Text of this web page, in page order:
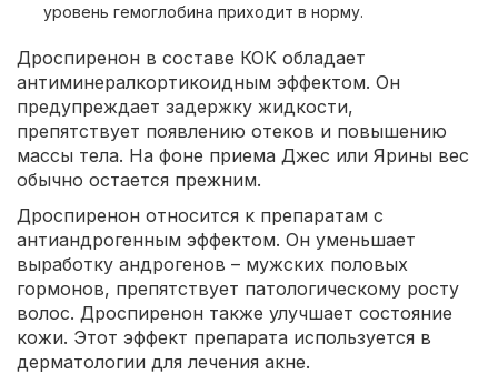
уровень гемоглобина приходит в норму.
Дроспиренон в составе КОК обладает
антиминералкортикоидным эффектом. Он
предупреждает задержку жидкости,
препятствует появлению отеков и повышению
массы тела. На фоне приема Джес или Ярины вес
обычно остается прежним.
Дроспиренон относится к препаратам с
антиандрогенным эффектом. Он уменьшает
выработку андрогенов – мужских половых
гормонов, препятствует патологическому росту
волос. Дроспиренон также улучшает состояние
кожи. Этот эффект препарата используется в
дерматологии для лечения акне.